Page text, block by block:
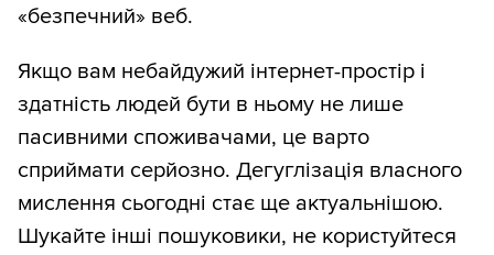
«безпечний» веб.
Якщо вам небайдужий інтернет-простір і
здатність людей бути в ньому не лише
пасивними споживачами, це варто
сприймати серйозно. Дегуглізація власного
мислення сьогодні стає ще актуальнішою.
Шукайте інші пошуковики, не користуйтеся